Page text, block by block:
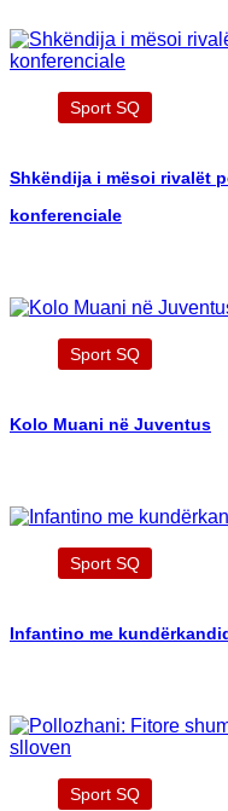
Sport SQ
Shkëndija i mësoi rivalët
konferenciale
Sport SQ
Kolo Muani në Juventus
Sport SQ
Infantino me
Sport SQ